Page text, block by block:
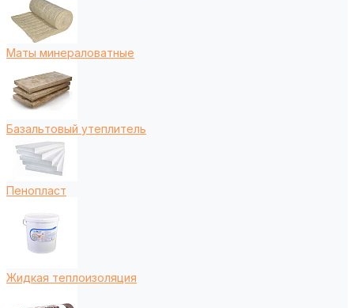
Маты минераловатные
Базальтовый утеплитель
Пенопласт
Жидкая теплоизоляция